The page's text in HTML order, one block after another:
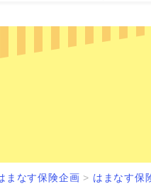
まなす保険企画 > はまなす保